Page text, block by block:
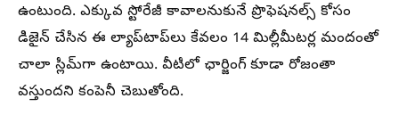
ఉంటుంది. ఎక్కువ స్టోరేజీ కావాలనుకునే ప్రొఫెషనల్స్ కోసం
డిజైన్ చేసిన ఈ ల్యాప్‌టాప్‌లు కేవలం 14 మిల్లీమీటర్ల మందంతో
చాలా స్లిమ్‌గా ఉంటాయి. వీటిలో ఛార్జింగ్ కూడా రోజంతా
వస్తుందని కంపెనీ చెబుతోంది.